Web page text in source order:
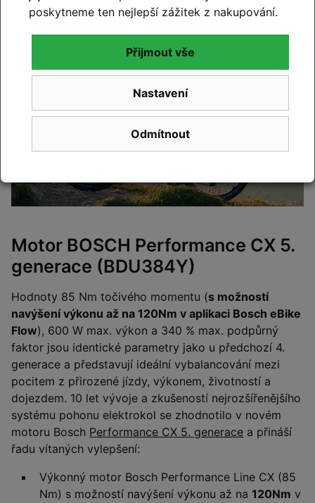
Motor BOSCH Performance CX 5.
generace (BDU384Y)
Hodnoty 85 Nm točivého momentu (s možností
navýšení výkonu až na 120Nm v aplikaci Bosch eBike
Flow), 600 W max. výkon a 340 % max. podpůrný
faktor jsou identické parametry jako u předchozí 4.
generace a představují ideální vybalancování mezi
pocitem z přirozené jízdy, výkonem, životností a
dojezdem. 10 let vývoje a zkušeností nejrozšířenějšího
systému pohonu elektrokol se zhodnotilo v novém
motoru Bosch Performance CX 5. generace a přináší
řadu vítaných vylepšení:
Výkonný motor Bosch Performance Line CX (85
Nm) s možností navýšení výkonu až na 120Nm v
poskytneme ten nejlepší zážitek z nakupování.
Odmítnout
Nastavení
Přijmout vše